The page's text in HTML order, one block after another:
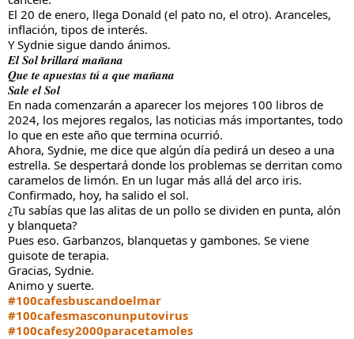
El 20 de enero, llega Donald (el pato no, el otro). Aranceles,
inflación, tipos de interés.
Y Sydnie sigue dando ánimos.
𝑬𝒍 𝑺𝒐𝒍 𝒃𝒓𝒊𝒍𝒍𝒂𝒓𝒂́ 𝒎𝒂𝒏̃𝒂𝒏𝒂
𝑸𝒖𝒆 𝒕𝒆 𝒂𝒑𝒖𝒆𝒔𝒕𝒂𝒔 𝒕𝒖́ 𝒂 𝒒𝒖𝒆 𝒎𝒂𝒏̃𝒂𝒏𝒂
𝑺𝒂𝒍𝒆 𝒆𝒍 𝑺𝒐𝒍
En nada comenzarán a aparecer los mejores 100 libros de
2024, los mejores regalos, las noticias más importantes, todo
lo que en este año que termina ocurrió.
Ahora, Sydnie, me dice que algún día pedirá un deseo a una
estrella. Se despertará donde los problemas se derritan como
caramelos de limón. En un lugar más allá del arco iris.
Confirmado, hoy, ha salido el sol.
¿Tu sabías que las alitas de un pollo se dividen en punta, alón
y blanqueta?
Pues eso. Garbanzos, blanquetas y gambones. Se viene
guisote de terapia.
Gracias, Sydnie.
Animo y suerte.
#100cafesbuscandoelmar
#100cafesmasconunputovirus
#100cafesy2000paracetamoles